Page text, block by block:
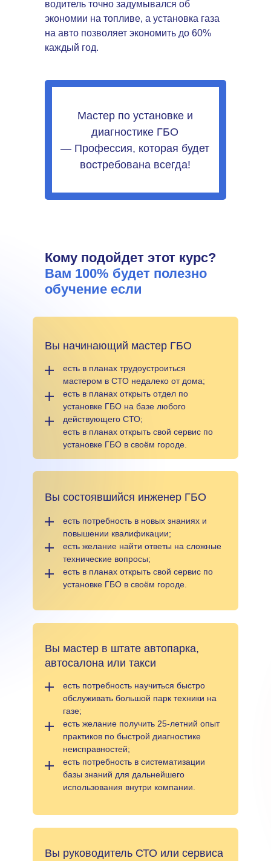
водитель точно задумывался об
экономии на топливе, а установка газа
на авто позволяет экономить до 60%
каждый год.
Мастер по установке и
диагностике ГБО
— Профессия, которая будет
востребована всегда!
Кому подойдет этот курс?
Вам 100% будет полезно
обучение если
Вы начинающий мастер ГБО
есть в планах трудоустроиться
мастером в СТО недалеко от дома;
есть в планах открыть отдел по
установке ГБО на базе любого
действующего СТО;
есть в планах открыть свой сервис по
установке ГБО в своём городе.
Вы мастер в штате автопарка,
автосалона или такси
есть потребность научиться быстро
обслуживать большой парк техники на
газе;
есть желание получить 25-летний опыт
практиков по быстрой диагностике
неисправностей;
есть потребность в систематизации
базы знаний для дальнейшего
использования внутри компании.
Вы состоявшийся инженер ГБО
есть потребность в новых знаниях и
повышении квалификации;
есть желание найти ответы на сложные
технические вопросы;
есть в планах открыть свой сервис по
установке ГБО в своём городе.
Вы руководитель СТО или сервиса